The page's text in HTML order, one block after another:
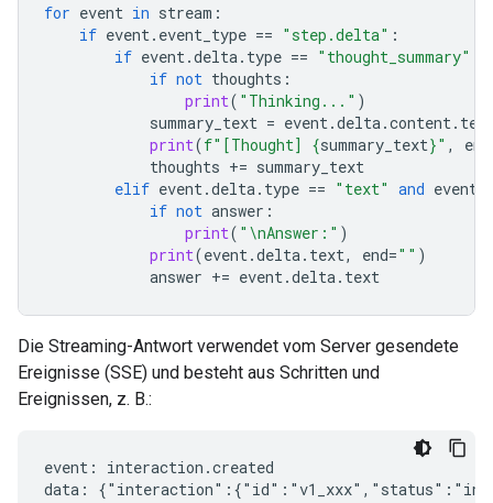
for event in stream :
if event. event_type == "step.delta" :
if event.delta. type == "thought_summary"
if not thoughts :
print( "Thinking..." )
summary_text = event.delta.content.
print(f"[Thought] {summary_text}" , end
thoughts += summary_text
elif event.delta. type == "text" and event
if not answer :
print( " \nAnswer:" )
print(event.delta. text, end="" )
answer += event.delta. text
Die Streaming-Antwort verwendet vom Server gesendete
Ereignisse (SSE) und besteht aus Schritten und
Ereignissen, z. B.:
event: interaction.created
data: